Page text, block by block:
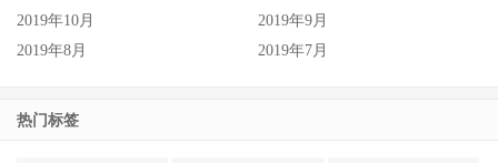
2019年10月
2019年9月
2019年8月
2019年7月
热门标签